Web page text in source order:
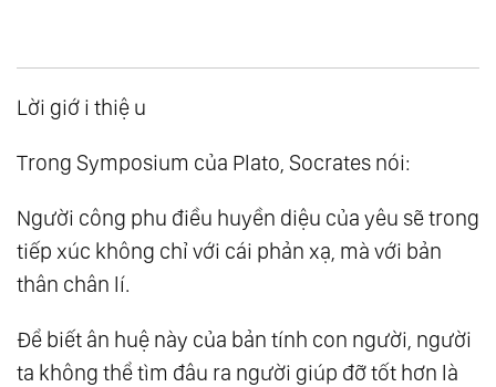
Lời giớ i thiệ u
Trong Symposium của Plato, Socrates nói:
Người công phu điều huyền diệu của yêu sẽ trong
tiếp xúc không chỉ với cái phản xạ, mà với bản
thân chân lí.
Để biết ân huệ này của bản tính con người, người
ta không thể tìm đâu ra người giúp đỡ tốt hơn là